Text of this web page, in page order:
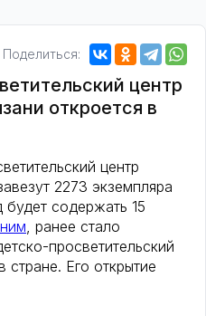
Поделиться:
центр
откроется в
центр
2273 экземпляра
содержать 15
, ранее стало
просветительский
Его открытие